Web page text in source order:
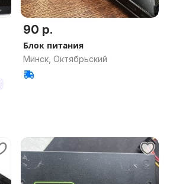
90 р.
Блок питания
Минск, Октябрьский